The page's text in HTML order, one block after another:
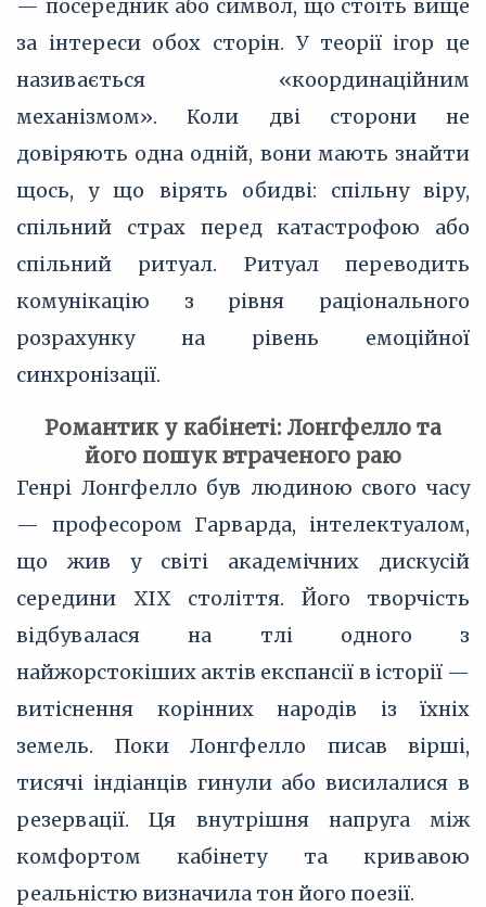
— посередник або символ, що стоїть вище
за інтереси обох сторін. У теорії ігор це
називається «координаційним
механізмом». Коли дві сторони не
довіряють одна одній, вони мають знайти
щось, у що вірять обидві: спільну віру,
спільний страх перед катастрофою або
спільний ритуал. Ритуал переводить
комунікацію з рівня раціонального
розрахунку на рівень емоційної
синхронізації.
Романтик у кабінеті: Лонгфелло та
його пошук втраченого раю
Генрі Лонгфелло був людиною свого часу
— професором Гарварда, інтелектуалом,
що жив у світі академічних дискусій
середини XIX століття. Його творчість
відбувалася на тлі одного з
найжорстокіших актів експансії в історії —
витіснення корінних народів із їхніх
земель. Поки Лонгфелло писав вірші,
тисячі індіанців гинули або висилалися в
резервації. Ця внутрішня напруга між
комфортом кабінету та кривавою
реальністю визначила тон його поезії.